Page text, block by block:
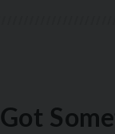
Got